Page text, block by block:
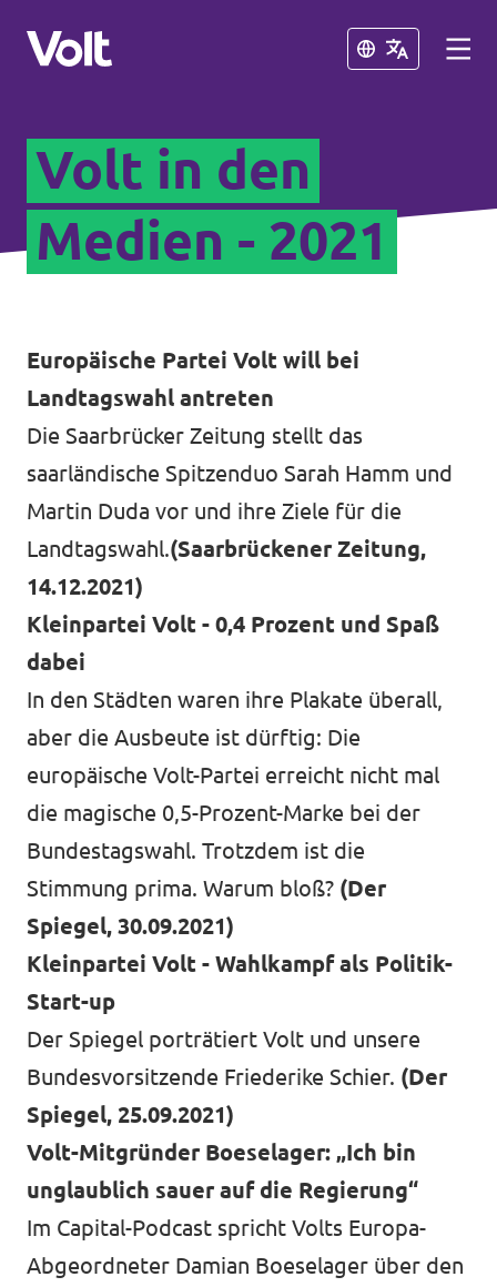
Schließen
Volt in Nordrhein-Westfalen
Website von Volt NRW
Volt vor Ort in NRW
Volt in Deutschland
Website
Volt in deinem Bundesland
Volt Deutschland Merchandise Shop
Schließen
Programm
Menschen
Neuigkeiten
Unsere Events
Presse
Deine Spende für Volt!
Jobs bei Volt
Städteteams im Ruhrgebiet
Datenschutz
Impressum
Volt in den
Medien - 2021
Europäische Partei Volt will bei
Landtagswahl antreten
Die Saarbrücker Zeitung stellt das
saarländische Spitzenduo Sarah Hamm und
Martin Duda vor und ihre Ziele für die
Landtagswahl.(Saarbrückener Zeitung,
14.12.2021)
Kleinpartei Volt - 0,4 Prozent und Spaß
dabei
In den Städten waren ihre Plakate überall,
aber die Ausbeute ist dürftig: Die
europäische Volt-Partei erreicht nicht mal
die magische 0,5-Prozent-Marke bei der
Bundestagswahl. Trotzdem ist die
Stimmung prima. Warum bloß? (Der
Spiegel, 30.09.2021)
Kleinpartei Volt - Wahlkampf als Politik-
Start-up
Der Spiegel porträtiert Volt und unsere
Bundesvorsitzende Friederike Schier. (Der
Spiegel, 25.09.2021)
Volt-Mitgründer Boeselager: „Ich bin
unglaublich sauer auf die Regierung“
Im Capital-Podcast spricht Volts Europa-
Abgeordneter Damian Boeselager über den